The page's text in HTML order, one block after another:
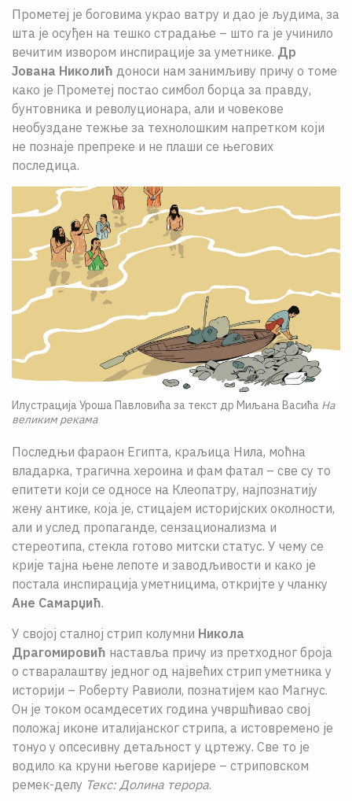
Прометеј је боговима украо ватру и дао је људима, за
шта је осуђен на тешко страдање – што га је учинило
вечитим извором инспирације за уметнике. Др
Јована Николић доноси нам занимљиву причу о томе
како је Прометеј постао симбол борца за правду,
бунтовника и револуционара, али и човекове
необуздане тежње за технолошким напретком који
не познаје препреке и не плаши се његових
последица.
Илустрација Уроша Павловића за текст др Миљана Васића На
великим рекама
Последњи фараон Египта, краљица Нила, моћна
владарка, трагична хероина и фам фатал – све су то
епитети који се односе на Клеопатру, најпознатију
жену антике, која је, стицајем историјских околности,
али и услед пропаганде, сензационализма и
стереотипа, стекла готово митски статус. У чему се
крије тајна њене лепоте и заводљивости и како је
постала инспирација уметницима, откријте у чланку
Ане Самарџић.
У својој сталној стрип колумни Никола
Драгомировић наставља причу из претходног броја
о стваралаштву једног од највећих стрип уметника у
историји – Роберту Равиоли, познатијем као Магнус.
Он је током осамдесетих година учвршћивао свој
положај иконе италијанског стрипа, а истовремено је
тонуо у опсесивну детаљност у цртежу. Све то је
водило ка круни његове каријере – стриповском
ремек-делу Текс: Долина терора.